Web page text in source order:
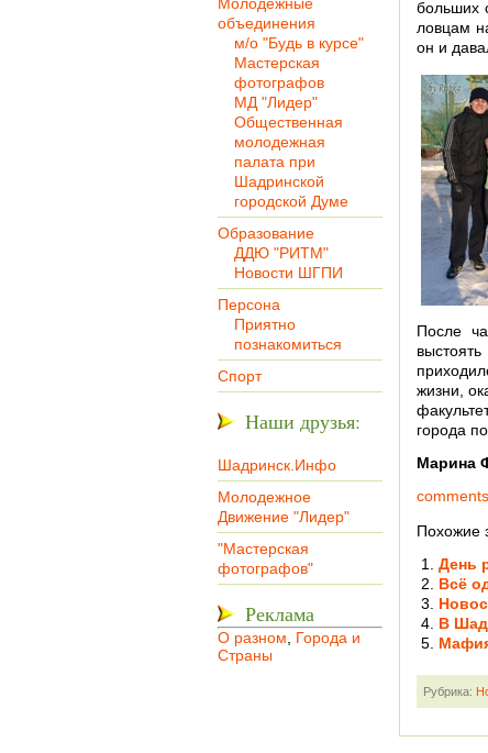
объединения
м/о "Будь в курсе"
Мастерская
фотографов
МД "Лидер"
Общественная
молодежная
палата при
Шадринской
городской Думе
Образование
ДДЮ "РИТМ"
Новости ШГПИ
Персона
Приятно
познакомиться
Спорт
Наши друзья:
Шадринск.Инфо
Молодежное
Движение "Лидер"
"Мастерская
фотографов"
Реклама
О разном
Города и
Страны
больших
ловцам
он и
После
жизни,
города
Марина
Похожие
День
Всё
В
Рубрика: